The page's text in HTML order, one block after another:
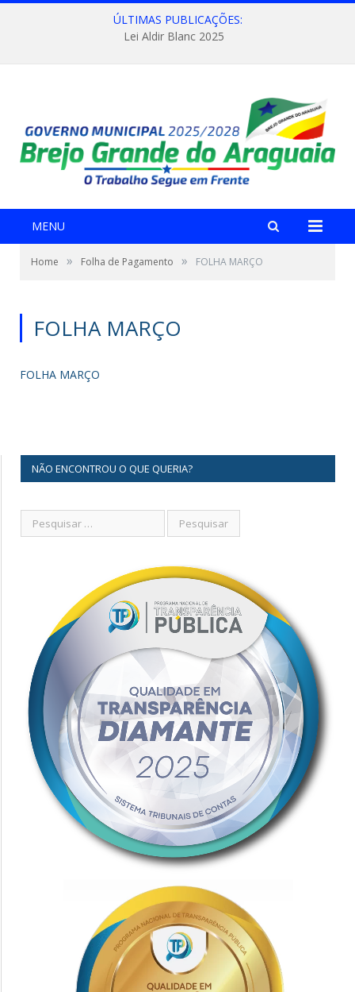
ÚLTIMAS PUBLICAÇÕES:
Lei Aldir Blanc 2025
MENU
Home » Folha de Pagamento » FOLHA MARÇO
FOLHA MARÇO
FOLHA MARÇO
NÃO ENCONTROU O QUE QUERIA?